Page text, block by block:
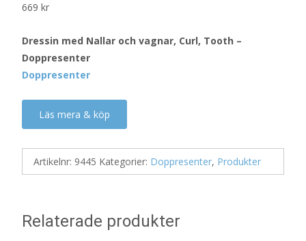
669 kr
Dressin med Nallar och vagnar, Curl, Tooth –
Doppresenter
Doppresenter
Läs mera & köp
Artikelnr: 9445 Kategorier: Doppresenter, Produkter
Relaterade produkter